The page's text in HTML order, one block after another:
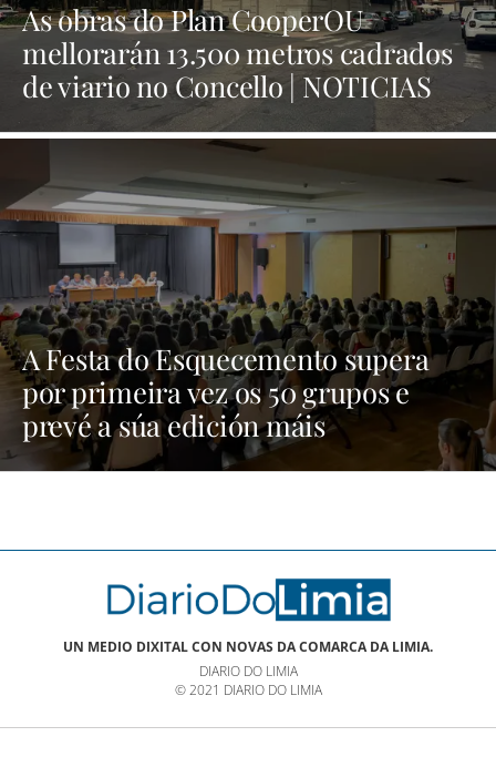
As obras do Plan CooperOU
mellorarán 13.500 metros cadrados
de viario no Concello | NOTICIAS
A Festa do Esquecemento supera
por primeira vez os 50 grupos e
prevé a súa edición máis
multitudinaria | NOTICIAS XINZO
UN MEDIO DIXITAL CON NOVAS DA COMARCA DA LIMIA.
DIARIO DO LIMIA
© 2021 DIARIO DO LIMIA